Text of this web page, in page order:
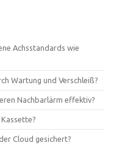
Achsstandards wie
Wartung und Verschleiß?
Nachbarlärm effektiv?
Cloud gesichert?